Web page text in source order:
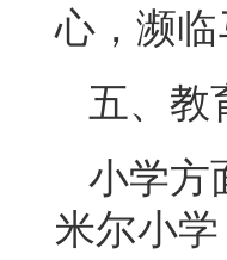
心，濒
五、教
小学方
米尔小